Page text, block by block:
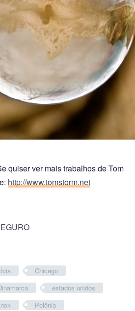
quiser ver mais trabalhos de Tom
http://www.tomstorm.net
Chicago
estados unidos
Polônia